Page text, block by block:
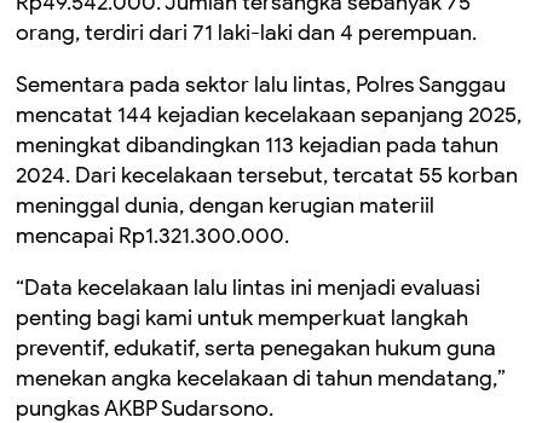
orang, terdiri dari 71 laki-laki dan 4 perempuan.
Sementara pada sektor lalu lintas, Polres Sanggau
mencatat 144 kejadian kecelakaan sepanjang 2025,
meningkat dibandingkan 113 kejadian pada tahun
2024. Dari kecelakaan tersebut, tercatat 55 korban
meninggal dunia, dengan kerugian materiil
mencapai Rp1.321.300.000.
“Data kecelakaan lalu lintas ini menjadi evaluasi
penting bagi kami untuk memperkuat langkah
preventif, edukatif, serta penegakan hukum guna
menekan angka kecelakaan di tahun mendatang,”
pungkas AKBP Sudarsono.